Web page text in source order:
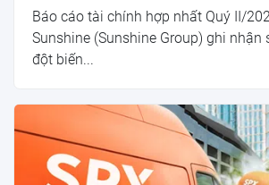
Báo cáo tài chính hợp nhất Quý II/
Sunshine (Sunshine Group) ghi nhận
đột biến...